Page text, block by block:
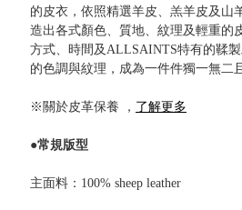
的皮衣，依照精選羊皮、羔羊皮及山
造出各式顏色、質地、紋理及輕重的
方式、時間及ALLSAINTS特有的鞣
的色調與紋理，成為一件件獨一無二
※關於皮革保養 ， 了解更多
●常規版型
主面料：100% sheep leather